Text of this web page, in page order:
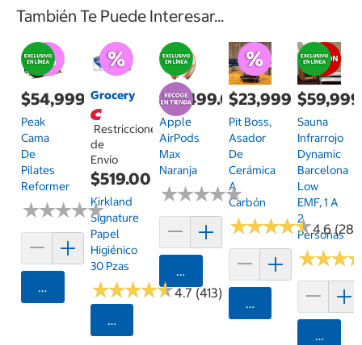
También Te Puede Interesar...
$54,999.00
Peak
Cama
De
Pilates
Reformer
★★★★★
★★★★★
Agregar
Grocery
Restricciones
de
Envío
$519.00
Kirkland
Signature
Papel
Higiénico
30 Pzas
★★★★★
★★★★★4.7 (413)
Seleccionar Código Postal
$11,499.00
Apple
AirPods
Max
Naranja
★★★★★
★★★★★
Agregar
$23,999.00
Pit Boss,
Asador
De
Cerámica
A
Carbón
★★★★★
★★★★★4.6 (28)
Agregar
Sauna
Infrarrojo
Dynamic
Barcelona
Low
EMF, 1 A
2
Personas
★★★
★★★